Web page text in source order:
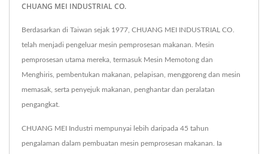
CHUANG MEI INDUSTRIAL CO.
Berdasarkan di Taiwan sejak 1977, CHUANG MEI INDUSTRIAL CO.
telah menjadi pengeluar mesin pemprosesan makanan. Mesin
pemprosesan utama mereka, termasuk Mesin Memotong dan
Menghiris, pembentukan makanan, pelapisan, menggoreng dan mesin
memasak, serta penyejuk makanan, penghantar dan peralatan
pengangkat.
CHUANG MEI Industri mempunyai lebih daripada 45 tahun
pengalaman dalam pembuatan mesin pemprosesan makanan. Ia